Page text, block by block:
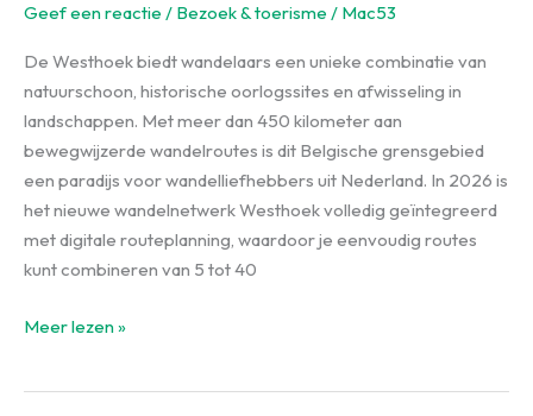
Geef een reactie / Bezoek & toerisme / Mac53
De Westhoek biedt wandelaars een unieke combinatie van
natuurschoon, historische oorlogssites en afwisseling in
landschappen. Met meer dan 450 kilometer aan
bewegwijzerde wandelroutes is dit Belgische grensgebied
een paradijs voor wandelliefhebbers uit Nederland. In 2026 is
het nieuwe wandelnetwerk Westhoek volledig geïntegreerd
met digitale routeplanning, waardoor je eenvoudig routes
kunt combineren van 5 tot 40
Wandelen
Meer lezen »